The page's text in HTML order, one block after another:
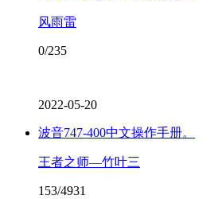
风雨雷
0/235
2022-05-20
波音747-400中文操作手册。
王者之师—竹叶三
153/4931